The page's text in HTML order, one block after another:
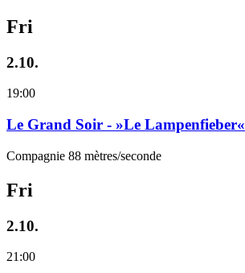
Fri
2.10.
19:00
Le Grand Soir - »Le Lampenfieber«
Compagnie 88 mètres/seconde
Fri
2.10.
21:00